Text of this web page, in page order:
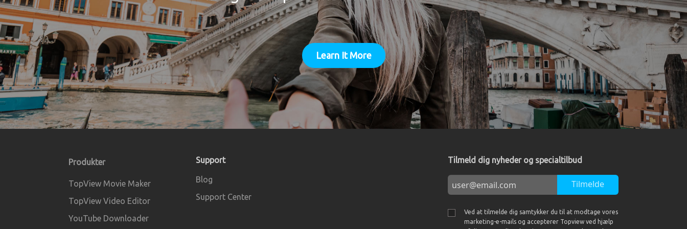
Til Windows
Learn It More
Produkter
TopView Movie Maker
TopView Video Editor
YouTube Downloader
Support
Blog
Support Center
Tilmeld dig nyheder og specialtilbud
Tilmelde
Ved at tilmelde dig samtykker du til at modtage vores
marketing-e-mails og accepterer Topview ved hjælp